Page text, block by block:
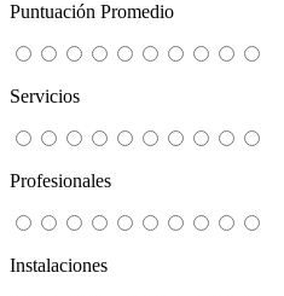
Puntuación Promedio
Servicios
Profesionales
Instalaciones